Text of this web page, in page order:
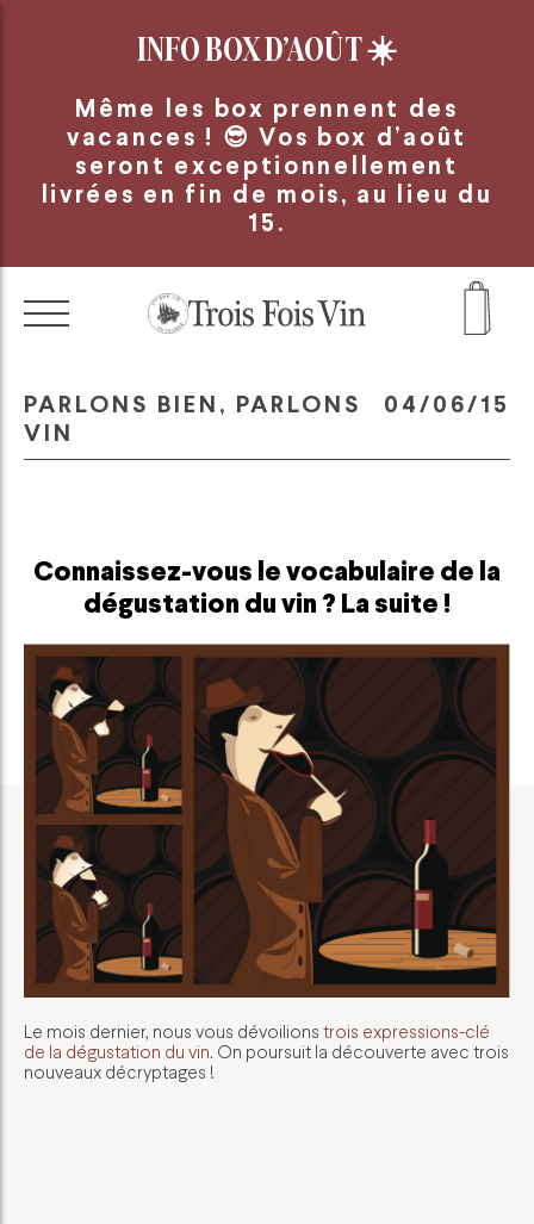
INFO BOX D’AOÛT☀️
Même les box prennent des
vacances ! 😎 Vos box d’août
seront exceptionnellement
livrées en fin de mois, au lieu du
15.
PARLONS BIEN, PARLONS
VIN
04/06/15
Connaissez-vous le vocabulaire de la
dégustation du vin ? La suite !
Le mois dernier, nous vous dévoilions trois expressions-clé
de la dégustation du vin. On poursuit la découverte avec trois
nouveaux décryptages !